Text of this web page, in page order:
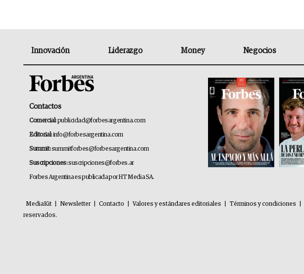
Innovación Liderazgo Money Negocios
Contactos
Comercial:publicidad@forbesargentina.com
Editorial:info@forbesargentina.com
Summit:summitforbes@forbesargentina.com
Suscripciones:suscripciones@forbes.ar
Forbes Argentina es publicada por HT Media SA.
MediaKit Newsletter Contacto Valores y estándares editoriales Términos y condiciones
reservados.